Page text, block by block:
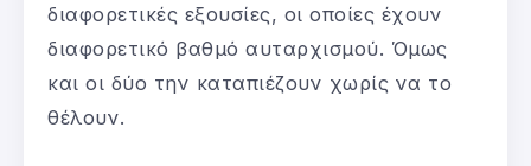
διαφορετικές εξουσίες, οι οποίες έχουν
διαφορετικό βαθμό αυταρχισμού. Όμως
και οι δύο την καταπιέζουν χωρίς να το
θέλουν.